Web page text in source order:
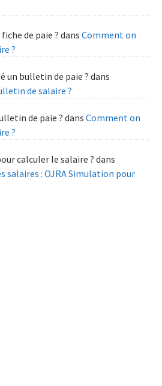
de paie ? dans Comment on
?
un bulletin de paie ? dans
de salaire ?
de paie ? dans Comment on
?
calculer le salaire ? dans
salaires : OJRA Simulation pour